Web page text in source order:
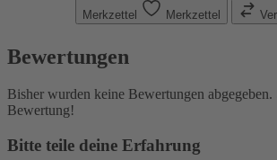
Merkzettel Merkzettel
Bewertungen
Bisher wurden keine Bewertungen abgegeben.
Bewertung!
Bitte teile deine Erfahrung